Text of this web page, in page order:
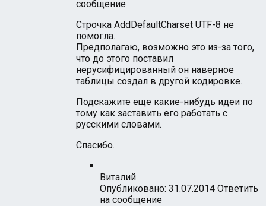
сообщение
Строчка AddDefaultCharset UTF-8 не
помогла.
Предполагаю, возможно это из-за того,
что до этого поставил
нерусифицированный он наверное
таблицы создал в другой кодировке.
Подскажите еще какие-нибудь идеи по
тому как заставить его работать с
русскими словами.
Спасибо.
Виталий
Опубликовано: 31.07.2014 Ответить
на сообщение